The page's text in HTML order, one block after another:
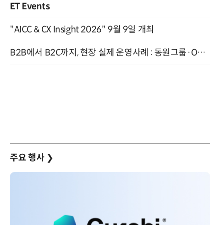
ET Events
"AICC & CX Insight 2026" 9월 9일 개최
B2B에서 B2C까지, 현장 실제 운영사례 : 동원그룹·OCI·다이닝브랜즈그룹·당근 (8/27)
주요 행사 ❯